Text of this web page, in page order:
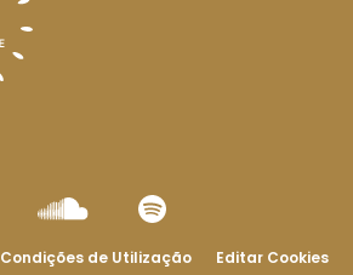
Condições de Utilização Editar Cookies